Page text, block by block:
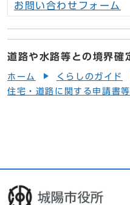
お問い合わせフォーム
道路や水路等との境界確
ホーム くらしのガイド
住宅・道路に関する申請書等